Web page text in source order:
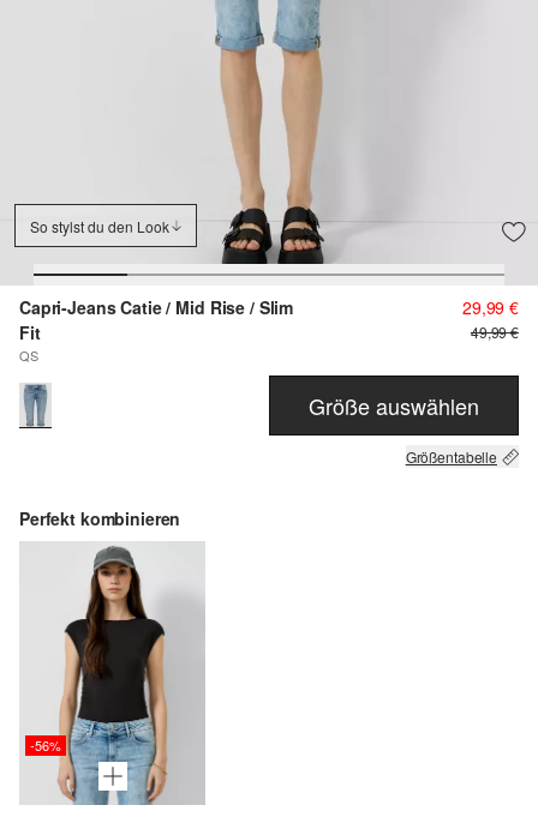
So stylst du den Look
Capri-Jeans Catie / Mid Rise / Slim
Fit
QS
29,99 €
49,99 €
Größe auswählen
Größentabelle
Perfekt kombinieren
-56%